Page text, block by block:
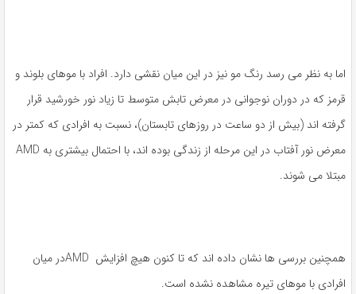
اما به نظر می رسد رنگ مو نیز در این میان نقشی دارد. افراد با موهای بلوند و
قرمز که در دوران نوجوانی در معرض تابش متوسط تا زیاد نور خورشید قرار
گرفته اند (بیش از دو ساعت در روزهای تابستان)، نسبت به افرادی که کمتر در
معرض نور آفتاب در این مرحله از زندگی بوده اند، با احتمال بیشتری به AMD
مبتلا می شوند.
همچنین بررسی ها نشان داده اند که تا کنون هیچ افزایش AMDدر میان
افرادی با موهای تیره مشاهده نشده است.